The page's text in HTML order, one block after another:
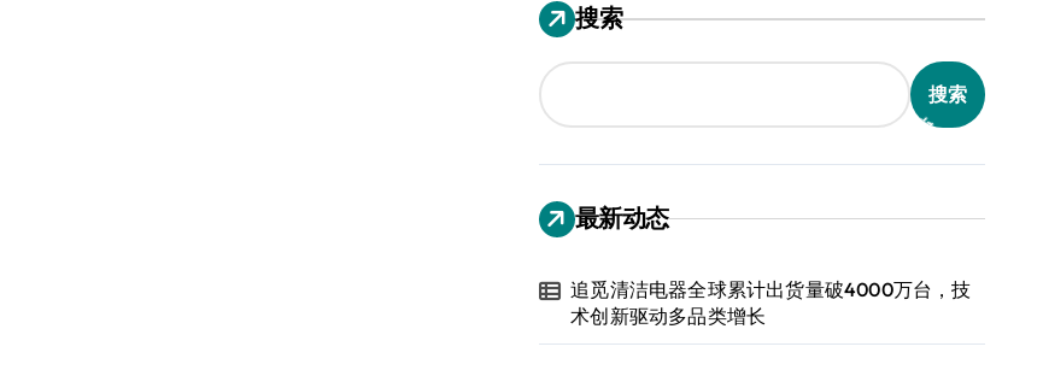
搜索
搜索
最新动态
追觅清洁电器全球累计出货量破4000万台，技
术创新驱动多品类增长